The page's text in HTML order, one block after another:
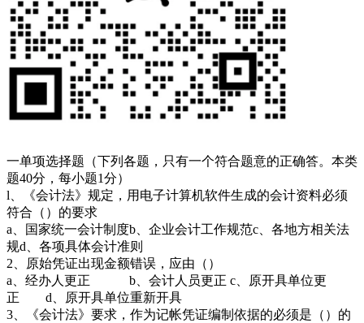
一单项选择题（下列各题，只有一个符合题意的正确答。本类
题40分，每小题1分）
l、《会计法》规定，用电子计算机软件生成的会计资料必须
符合（）的要求
a、国家统一会计制度b、企业会计工作规范c、各地方相关法
规d、各项具体会计准则
2、原始凭证出现金额错误，应由（）
a、经办人更正 b、会计人员更正 c、原开具单位更
正 d、原开具单位重新开具
3、《会计法》要求，作为记帐凭证编制依据的必须是（）的